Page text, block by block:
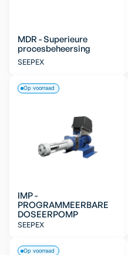
MDR - Superieure
procesbeheersing
SEEPEX
IMP -
PROGRAMMEERBARE
DOSEERPOMP
SEEPEX
Op voorraad
Op voorraad